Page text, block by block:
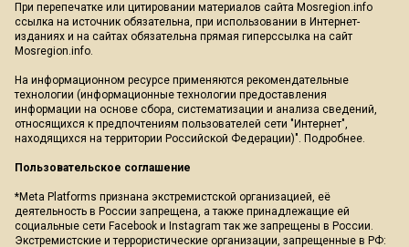
При перепечатке или цитировании материалов сайта Mosregion.info
ссылка на источник обязательна, при использовании в Интернет-
изданиях и на сайтах обязательна прямая гиперссылка на сайт
Mosregion.info.
На информационном ресурсе применяются рекомендательные
технологии (информационные технологии предоставления
информации на основе сбора, систематизации и анализа сведений,
относящихся к предпочтениям пользователей сети "Интернет",
находящихся на территории Российской Федерации)". Подробнее.
Пользовательское соглашение
*Meta Platforms признана экстремистской организацией, её
деятельность в России запрещена, а также принадлежащие ей
социальные сети Facebook и Instagram так же запрещены в России.
Экстремистские и террористические организации, запрещенные в РФ: